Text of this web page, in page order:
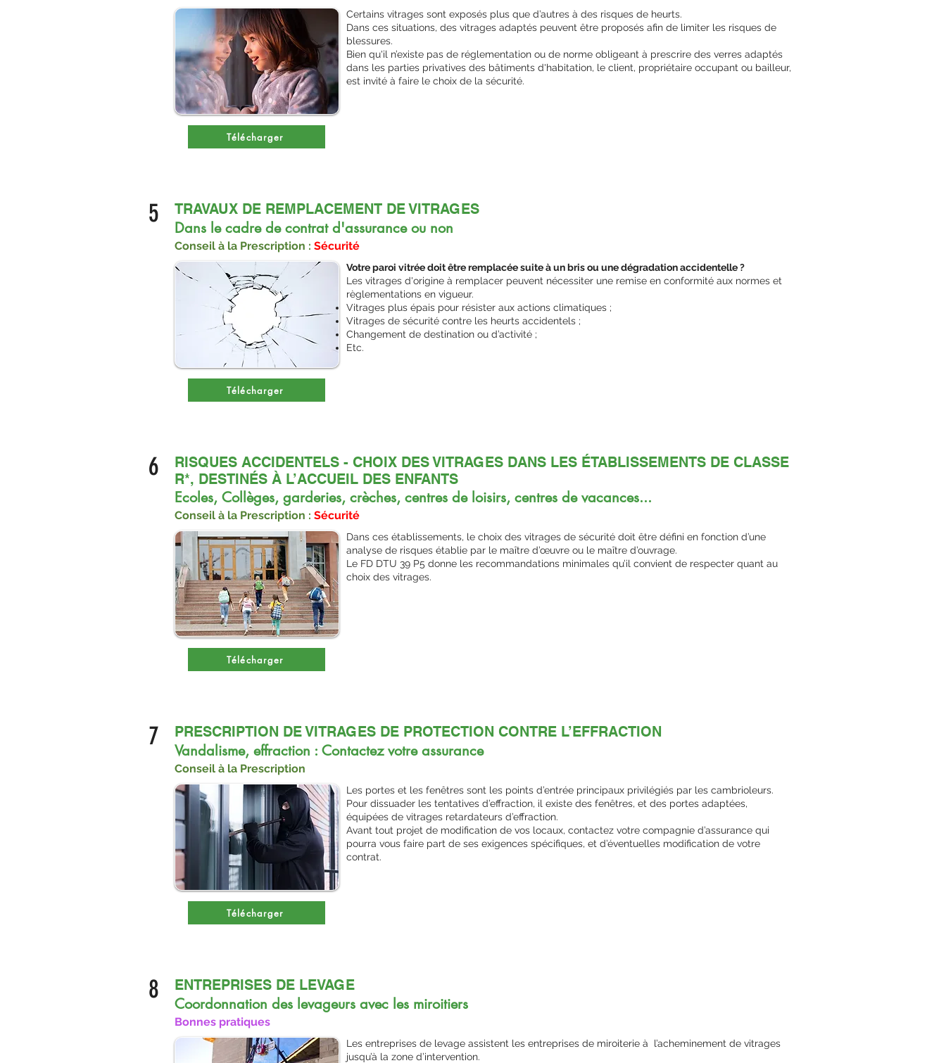
Certains vitrages sont exposés plus que d’autres à des risques de heurts.
Dans ces situations, des vitrages adaptés peuvent être proposés afin de limiter les risques de
blessures.
Bien qu'il n’existe pas de réglementation ou de norme obligeant à prescrire des verres adaptés
dans les parties privatives des bâtiments d'habitation, le client, propriétaire occupant ou bailleur,
est invité à faire le choix de la sécurité.
Télécharger
5 TRAVAUX DE REMPLACEMENT DE VITRAGES
Dans le cadre de contrat d'assurance ou non
Conseil à la Prescription : Sécurité
Votre paroi vitrée doit être remplacée suite à un bris ou une dégradation accidentelle ?
Les vitrages d'origine à remplacer peuvent nécessiter une remise en conformité aux normes et
règlementations en vigueur.
Vitrages plus épais pour résister aux actions climatiques ;
Vitrages de sécurité contre les heurts accidentels ;
Changement de destination ou d’activité ;
Etc.
Télécharger
6
RISQUES ACCIDENTELS - CHOIX DES VITRAGES DANS LES ÉTABLISSEMENTS DE CLASSE
R*, DESTINÉS À L’ACCUEIL DES ENFANTS
Ecoles, Collèges, garderies, crèches, centres de loisirs, centres de vacances...
Conseil à la Prescription : Sécurité
Dans ces établissements, le choix des vitrages de sécurité doit être défini en fonction d’une
analyse de risques établie par le maître d’œuvre ou le maître d’ouvrage.
Le FD DTU 39 P5 donne les recommandations minimales qu’il convient de respecter quant au
choix des vitrages.
Télécharger
7 PRESCRIPTION DE VITRAGES DE PROTECTION CONTRE L’EFFRACTION
Vandalisme, effraction : Contactez votre assurance
Conseil à la Prescription
Les portes et les fenêtres sont les points d’entrée principaux privilégiés par les cambrioleurs.
Pour dissuader les tentatives d’effraction, il existe des fenêtres, et des portes adaptées,
équipées de vitrages retardateurs d’effraction.
Avant tout projet de modification de vos locaux, contactez votre compagnie d’assurance qui
pourra vous faire part de ses exigences spécifiques, et d’éventuelles modification de votre
contrat.
Télécharger
8 ENTREPRISES DE LEVAGE
Coordonnation des levageurs avec les miroitiers
Bonnes pratiques
Les entreprises de levage assistent les entreprises de miroiterie à l’acheminement de vitrages
jusqu’à la zone d’intervention.